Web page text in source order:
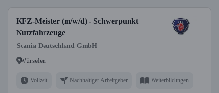
KFZ-Meister (m/w/d) - Schwerpunkt
Nutzfahrzeuge
Scania Deutschland GmbH
Würselen
Vollzeit Nachhaltiger Arbeitgeber Weiterbildungen